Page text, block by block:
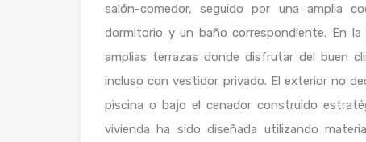
salón-comedor, seguido por una amplia
dormitorio y un baño correspondiente. En
amplias terrazas donde disfrutar del buen
incluso con vestidor privado. El exterior no
piscina o bajo el cenador construido
vivienda ha sido diseñada utilizando